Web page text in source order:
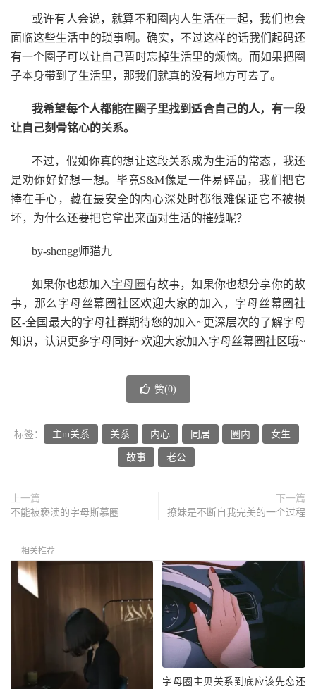
或许有人会说，就算不和圈内人生活在一起，我们也会
面临这些生活中的琐事啊。确实，不过这样的话我们起码还
有一个圈子可以让自己暂时忘掉生活里的烦恼。而如果把圈
子本身带到了生活里，那我们就真的没有地方可去了。
我希望每个人都能在圈子里找到适合自己的人，有一段
让自己刻骨铭心的关系。
不过，假如你真的想让这段关系成为生活的常态，我还
是劝你好好想一想。毕竟S&M像是一件易碎品，我们把它
捧在手心，藏在最安全的内心深处时都很难保证它不被损
坏，为什么还要把它拿出来面对生活的摧残呢？
by-shengg师猫九
如果你也想加入字母圈有故事，如果你也想分享你的故
事，那么字母丝幕圈社区欢迎大家的加入，字母丝幕圈社
区-全国最大的字母社群期待您的加入~更深层次的了解字母
知识，认识更多字母同好~欢迎大家加入字母丝幕圈社区哦~
赞(0)
标签： 主m关系 关系 内心 同居 圈内 女生
故事 老公
上一篇
不能被亵渎的字母斯慕圈
下一篇
撩妹是不断自我完美的一个过程
相关推荐
字母圈主贝关系到底应该先恋还